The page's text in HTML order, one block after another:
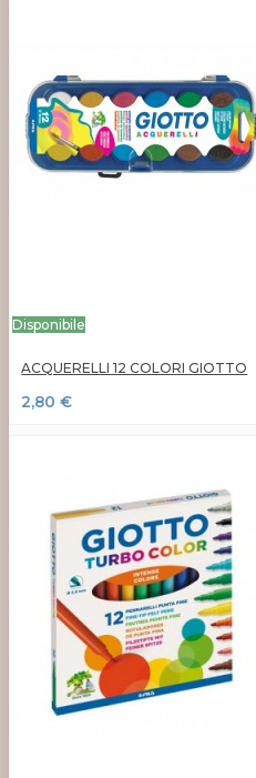
Disponibile
ACQUERELLI 12 COLORI GIOTTO
2,80 €